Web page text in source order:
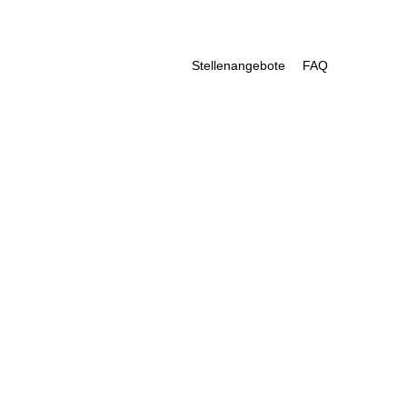
Stellenangebote FAQ